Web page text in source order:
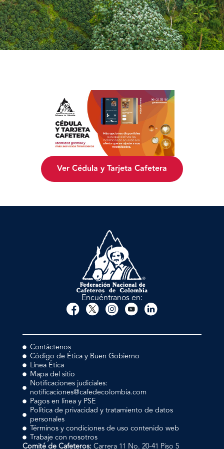
Ver Cédula y Tarjeta Cafetera
Encuéntranos en:
Contáctenos
Código de Ética y Buen Gobierno
Línea Ética
Mapa del sitio
Notificaciones judiciales:
notificaciones@cafedecolombia.com
Pagos en línea y PSE
Política de privacidad y tratamiento de datos
personales
Términos y condiciones de uso contenido web
Trabaje con nosotros
Comité de Cafeteros: Carrera 11 No. 20-41 Piso 5